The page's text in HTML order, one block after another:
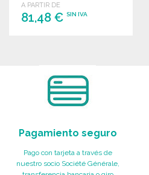
A PARTIR DE
81,48 € SIN IVA
Pagamiento seguro
Pago con tarjeta a través de
nuestro socio Société Générale,